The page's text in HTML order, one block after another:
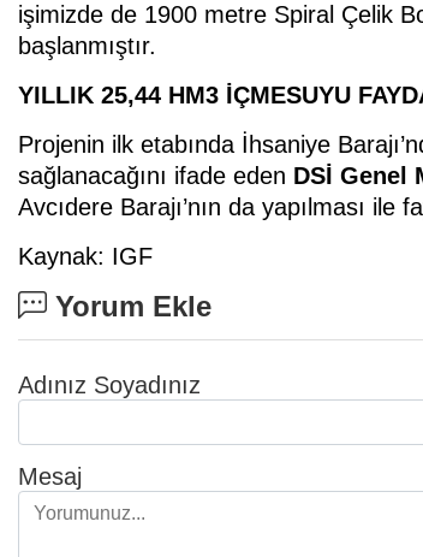
işimizde de 1900 metre Spiral Çelik
başlanmıştır.
YILLIK 25,44 HM3 İÇMESUYU
Projenin ilk etabında İhsaniye
sağlanacağını ifade eden DSİ Genel
Avcıdere Barajı’nın da yapılması ile
Kaynak: IGF
Yorum Ekle
Adınız Soyadınız
Mesaj